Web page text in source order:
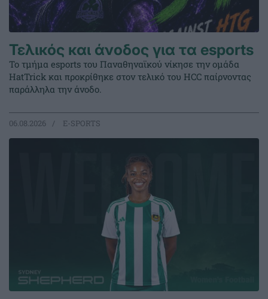
Τελικός και άνοδος για τα esports
Το τμήμα esports του Παναθηναϊκού νίκησε την ομάδα
HatTrick και προκρίθηκε στον τελικό του HCC παίρνοντας
παράλληλα την άνοδο.
06.08.2026 E-SPORTS